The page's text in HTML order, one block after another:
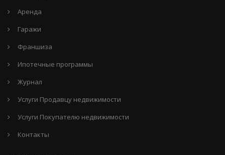
Аренда
Гаражи
Франшиза
Ипотечные программы
Журнал
Услуги Продавцу недвижимости
Услуги Покупателю недвижимости
Контакты